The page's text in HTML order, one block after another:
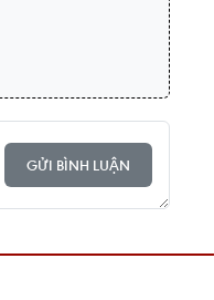
GỬI BÌNH LUẬN